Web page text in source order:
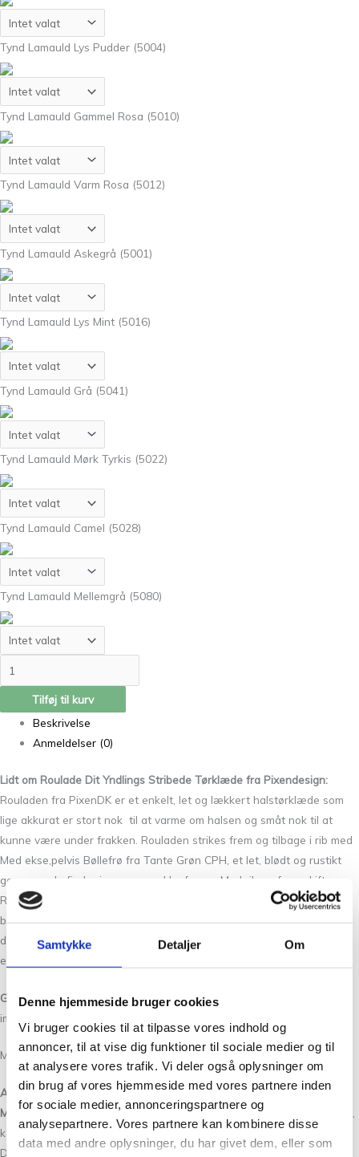
Samtykke Detaljer Om
Denne hjemmeside bruger cookies
Vi bruger cookies til at tilpasse vores indhold og
annoncer, til at vise dig funktioner til sociale medier og til
at analysere vores trafik. Vi deler også oplysninger om
din brug af vores hjemmeside med vores partnere inden
for sociale medier, annonceringspartnere og
analysepartnere. Vores partnere kan kombinere disse
data med andre oplysninger, du har givet dem, eller som
Tynd Lamauld Lys Pudder (5004)
Tynd Lamauld Gammel Rosa (5010)
Tynd Lamauld Varm Rosa (5012)
Tynd Lamauld Askegrå (5001)
Tynd Lamauld Lys Mint (5016)
Tynd Lamauld Grå (5041)
Tynd Lamauld Mørk Tyrkis (5022)
Tynd Lamauld Camel (5028)
Tynd Lamauld Mellemgrå (5080)
Tilføj til kurv
Beskrivelse
Anmeldelser (0)
Lidt om Roulade Dit Yndlings Stribede Tørklæde fra Pixendesign:
Rouladen fra PixenDK er et enkelt, let og lækkert halstørklæde som
lige akkurat er stort nok til at varme om halsen og småt nok til at
kunne være under frakken. Rouladen strikes frem og tilbage i rib med
Med ekse,pelvis Bøllefrø fra Tante Grøn CPH, et let, blødt og rustikt
garn som du finder i mange smukke farver. Med rib og farveskift er
Rouladen både et afslappende og underholdende strikketøj som let
bliver vanedannende. Du kan enten følge farverne i opskriften eller
designe helt dit eget ved at skifte farverne ud. Rouladen er super
enkel at strikke, opskriften anviser hvordan du får fine kanter.
Garn:Trøjen er strikket i Yaku uld fra Camarose. Dette garn er
imidlertid udgået og du kan bruge Bøllefrø i stedet.
Med Bøllefrø bliver den lidt bredere.
Anbefalede pinde:Jumper pinde eller en rundpind No.3.0, 60 cm.
Mål: LængdeCa. 200 cm.Bredde, liggende fladt uden træk ca. 18 cm,
kan strækkes fra ca. 22- 46 cm
Du kan nemt både tage og give på længde og bredde. Vægt strikket